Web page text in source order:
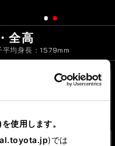
使用します。
)では
全高
均身長：1579mm
Zの場合